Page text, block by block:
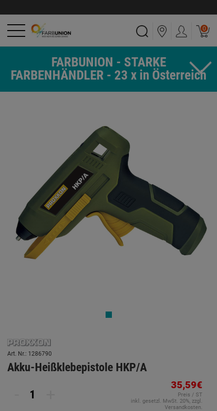
0
FARBUNION - STARKE
FARBENHÄNDLER - 23 x in Österreich
Art. Nr.: 1286790
Akku-Heißklebepistole HKP/A
35,59€
Preis / ST
inkl. gesetzl. MwSt. 20%, zzgl.
Versandkosten.